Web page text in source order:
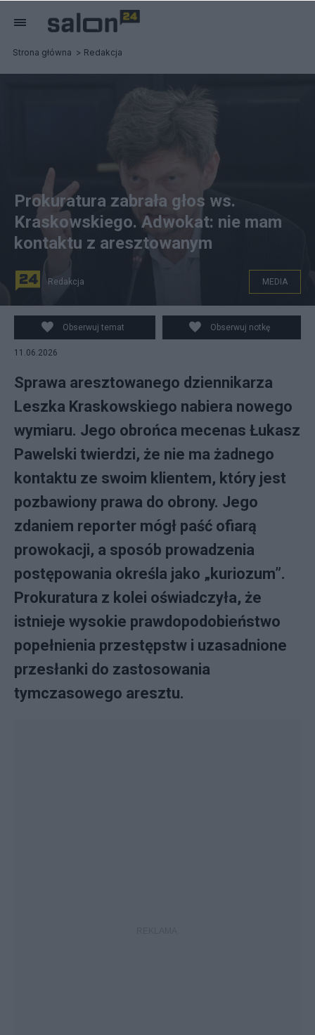
Strona główna Redakcja
Prokuratura zabrała głos ws.
Kraskowskiego. Adwokat: nie mam
kontaktu z aresztowanym
Redakcja MEDIA
Obserwuj temat Obserwuj notkę
11.06.2026
Sprawa aresztowanego dziennikarza
Leszka Kraskowskiego nabiera nowego
wymiaru. Jego obrońca mecenas Łukasz
Pawelski twierdzi, że nie ma żadnego
kontaktu ze swoim klientem, który jest
pozbawiony prawa do obrony. Jego
zdaniem reporter mógł paść ofiarą
prowokacji, a sposób prowadzenia
postępowania określa jako „kuriozum”.
Prokuratura z kolei oświadczyła, że
istnieje wysokie prawdopodobieństwo
popełnienia przestępstw i uzasadnione
przesłanki do zastosowania
tymczasowego aresztu.